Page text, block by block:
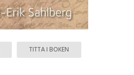
TITTA I BOKEN